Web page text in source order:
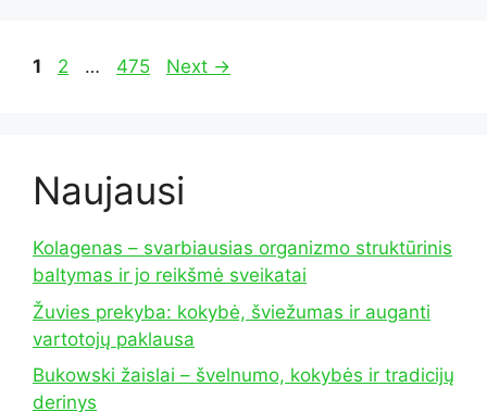
Page
1 Page
2 … Page
475 Next →
Naujausi
Kolagenas – svarbiausias organizmo struktūrinis
baltymas ir jo reikšmė sveikatai
Žuvies prekyba: kokybė, šviežumas ir auganti
vartotojų paklausa
Bukowski žaislai – švelnumo, kokybės ir tradicijų
derinys